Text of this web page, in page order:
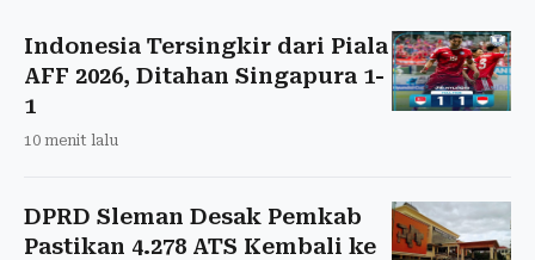
Indonesia Tersingkir dari Piala
AFF 2026, Ditahan Singapura 1-
1
10 menit lalu
DPRD Sleman Desak Pemkab
Pastikan 4.278 ATS Kembali ke